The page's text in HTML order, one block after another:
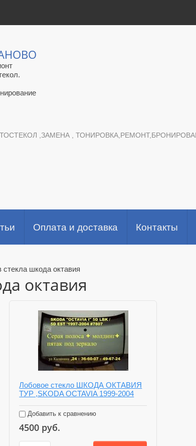
,ЗАМЕНА ,
Оплата и доставка Контакты
стекла шкода октавия
октавия
Лобовое стекло ШКОДА ОКТАВИЯ
ТУР ,SKODA OCTAVIA 1999-2004
Добавить к сравнению
4500 руб.